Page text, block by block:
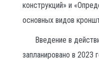
конструкций» и
основных видов
Введение в
запланировано в 2023